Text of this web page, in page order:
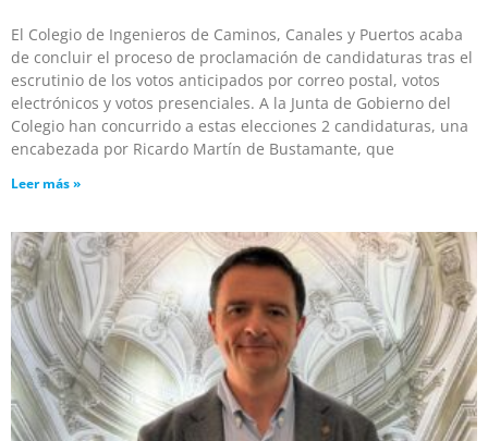
El Colegio de Ingenieros de Caminos, Canales y Puertos acaba
de concluir el proceso de proclamación de candidaturas tras el
escrutinio de los votos anticipados por correo postal, votos
electrónicos y votos presenciales. A la Junta de Gobierno del
Colegio han concurrido a estas elecciones 2 candidaturas, una
encabezada por Ricardo Martín de Bustamante, que
Leer más »